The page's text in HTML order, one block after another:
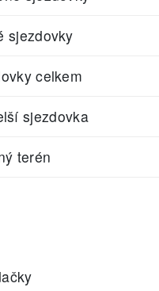
sjezdovky
celkem
sjezdovka
terén